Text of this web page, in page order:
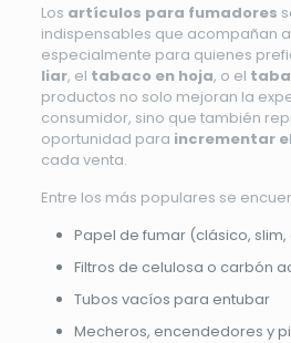
Los artículos para fumadores
indispensables que acompañan
especialmente para quienes
liar, el tabaco en hoja, o el
productos no solo mejoran la
consumidor, sino que también
oportunidad para incrementar
cada venta.
Entre los más populares se
Papel de fumar (clásico,
Filtros de celulosa o carbón
Tubos vacíos para entubar
Mecheros, encendedores y